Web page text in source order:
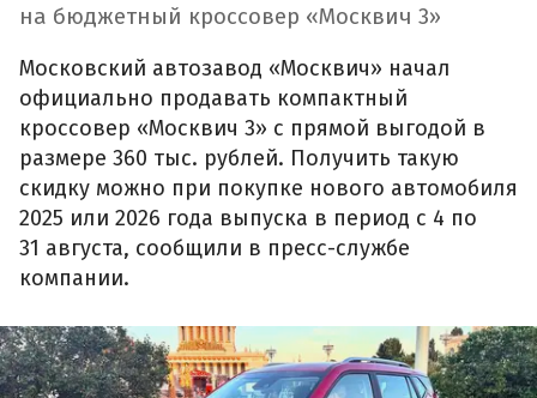
на бюджетный кроссовер «Москвич 3»
Московский автозавод «Москвич» начал
официально продавать компактный
кроссовер «Москвич 3» с прямой выгодой в
размере 360 тыс. рублей. Получить такую
скидку можно при покупке нового автомобиля
2025 или 2026 года выпуска в период с 4 по
31 августа, сообщили в пресс-службе
компании.